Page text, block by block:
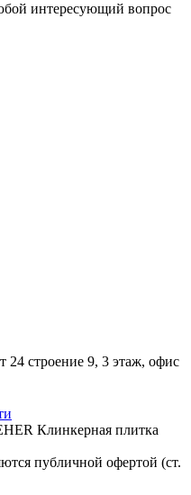
интересующий вопрос
строение 9, 3 этаж, офис
Клинкерная плитка
публичной офертой (ст.